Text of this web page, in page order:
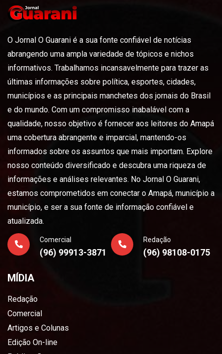
O Jornal O Guarani é a sua fonte confiável de notícias
abrangendo uma ampla variedade de tópicos e nichos
informativos. Trabalhamos incansavelmente para trazer as
últimas informações sobre política, esportes, cidades,
municípios e as principais manchetes dos jornais do Brasil
e do mundo. Com um compromisso inabalável com a
qualidade, nosso objetivo é fornecer aos leitores do Amapá
uma cobertura abrangente e imparcial, mantendo-os
informados sobre os assuntos que mais importam. Explore
nosso conteúdo diversificado e descubra uma riqueza de
informações e análises relevantes. No Jornal O Guarani,
estamos comprometidos em conectar o Amapá, município a
município, e ser a sua fonte de informação confiável e
atualizada.
Comercial
(96) 99913-3871
Redação
(96) 98108-0175
MÍDIA
Redação
Comercial
Artigos e Colunas
Edição On-line